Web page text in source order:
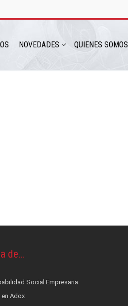
NOVEDADES QUIENES SOMOS
de…
Social Empresaria
Adox